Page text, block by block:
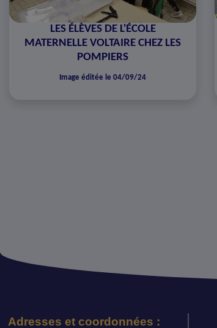
LES ÉLÈVES DE L'ÉCOLE
MATERNELLE VOLTAIRE CHEZ LES
POMPIERS
Image éditée le 04/09/24
Adresses et coordonnées :